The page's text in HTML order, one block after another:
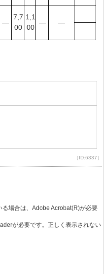
―
7,7
00
1,1
00
― ―
（ID:6337）
場合は、Adobe Acrobat(R)が必要
が必要です。正しく表示されない